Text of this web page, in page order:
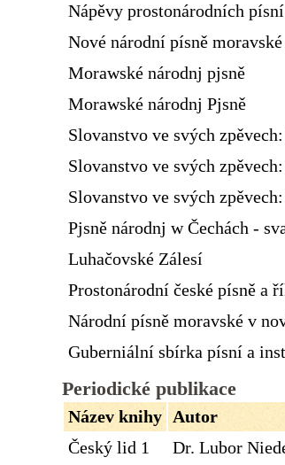
Nápěvy prostonárodních
Nové národní písně
Morawské národnj pjsně
Morawské národnj Pjsně
Slovanstvo ve svých
Slovanstvo ve svých
Slovanstvo ve svých
Pjsně národnj w Čechách -
Luhačovské Zálesí
Prostonárodní české písně a
Národní písně moravské v
Guberniální sbírka písní a
Periodické publikace
Název knihy Autor
Český lid 1
Dr. Lubor